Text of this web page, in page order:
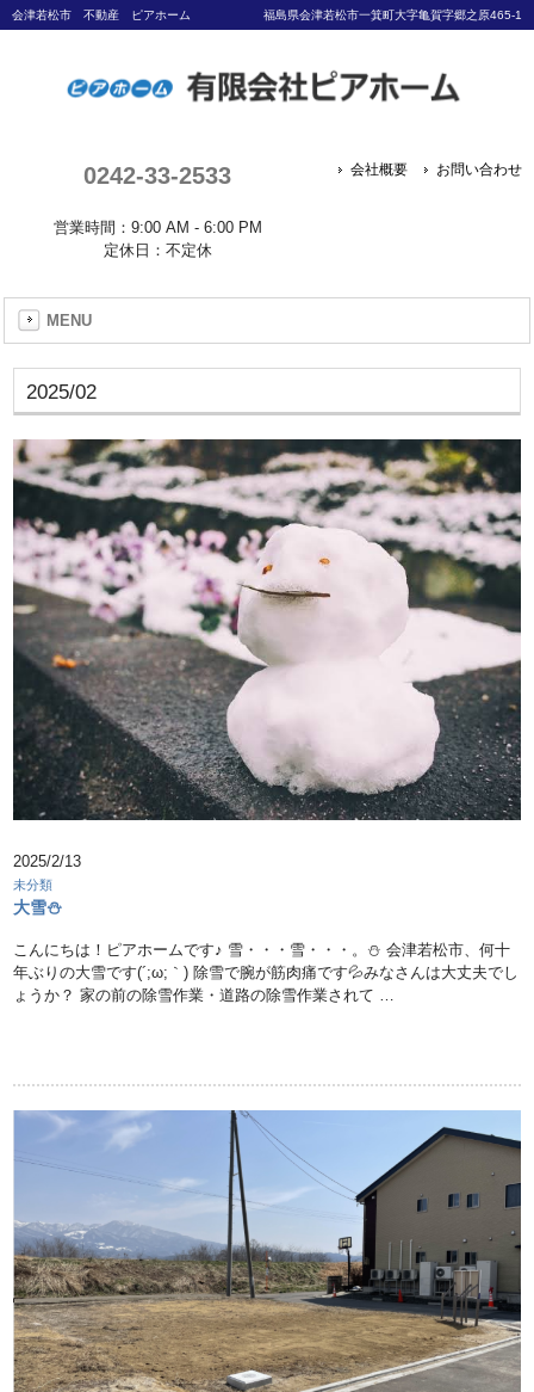
会津若松市 不動産 ピアホーム 福島県会津若松市一箕町大字亀賀字郷之原465-1
0242-33-2533
営業時間：9:00 AM - 6:00 PM
定休日：不定休
会社概要 お問い合わせ
MENU
2025/02
2025/2/13
未分類
大雪⛄
こんにちは！ピアホームです♪ 雪・・・雪・・・。⛄ 会津若松市、何十
年ぶりの大雪です(´;ω;｀) 除雪で腕が筋肉痛です💦みなさんは大丈夫でし
ょうか？ 家の前の除雪作業・道路の除雪作業されて …